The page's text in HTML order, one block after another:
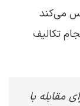
می‌کند
تکالیف
مقابله با